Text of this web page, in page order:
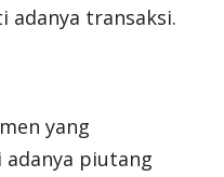
adanya transaksi.
yang
piutang